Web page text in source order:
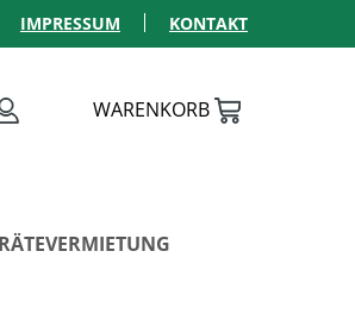
IMPRESSUM KONTAKT
WARENKORB